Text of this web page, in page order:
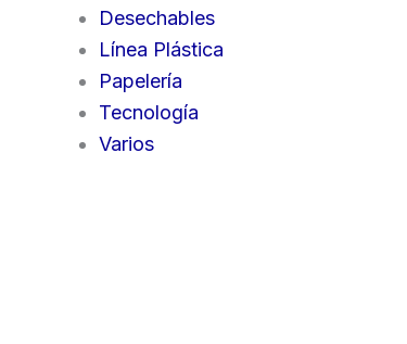
Desechables
Línea Plástica
Papelería
Tecnología
Varios